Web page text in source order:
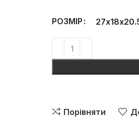
РОЗМІР
Порівняти